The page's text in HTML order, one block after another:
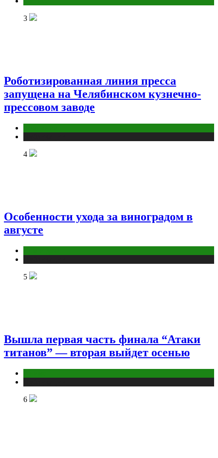
3
Роботизированная линия пресса
запущена на Челябинском кузнечно-
прессовом заводе
4
Особенности ухода за виноградом в
августе
5
Вышла первая часть финала “Атаки
титанов” — вторая выйдет осенью
6